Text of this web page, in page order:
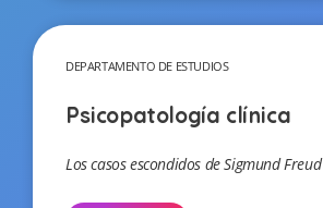
DEPARTAMENTO DE ESTUDIOS
Psicopatología clínica
Los casos escondidos de Sigmund Freud